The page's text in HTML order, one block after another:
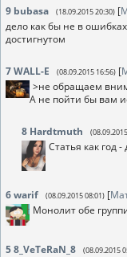
9 bubasa (18.09.2015 20:30) [
дело как бы не в
достигнутом
7WALL-E (08.09.2015 16:56) [
>не обращаем
А не пойти бы вам
8 Hardtmuth
Статья как год
6warif (08.09.2015 08:01) [
Монолит обе
58_VeTeRaN_8 (08.09.2015